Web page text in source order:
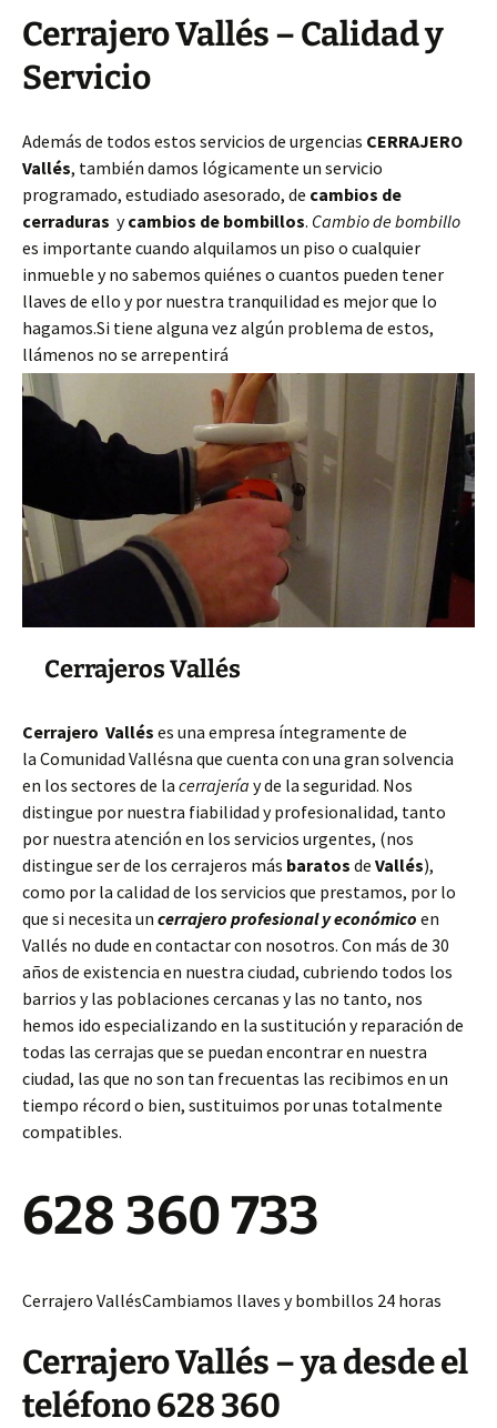
Cerrajero Vallés – Calidad y
Servicio
Además de todos estos servicios de urgencias CERRAJERO
Vallés, también damos lógicamente un servicio
programado, estudiado asesorado, de cambios de
cerraduras ycambios de bombillos. Cambio de bombillo
es importante cuando alquilamos un piso o cualquier
inmueble y no sabemos quiénes o cuantos pueden tener
llaves de ello y por nuestra tranquilidad es mejor que lo
hagamos.Si tiene alguna vez algún problema de estos,
llámenos no se arrepentirá
Cerrajeros Vallés
Cerrajero Vallés es una empresa íntegramente de
la Comunidad Vallésna que cuenta con una gran solvencia
en los sectores de la cerrajería y de la seguridad. Nos
distingue por nuestra fiabilidad y profesionalidad, tanto
por nuestra atención en los servicios urgentes, (nos
distingue ser de los cerrajeros más baratos de Vallés),
como por la calidad de los servicios que prestamos, por lo
que si necesita un cerrajero profesional y económico en
Vallés no dude en contactar con nosotros. Con más de 30
años de existencia en nuestra ciudad, cubriendo todos los
barrios y las poblaciones cercanas y las no tanto, nos
hemos ido especializando en la sustitución y reparación de
todas las cerrajas que se puedan encontrar en nuestra
ciudad, las que no son tan frecuentas las recibimos en un
tiempo récord o bien, sustituimos por unas totalmente
compatibles.
628 360 733
Cerrajero VallésCambiamos llaves y bombillos 24 horas
Cerrajero Vallés – ya desde el
teléfono 628 360